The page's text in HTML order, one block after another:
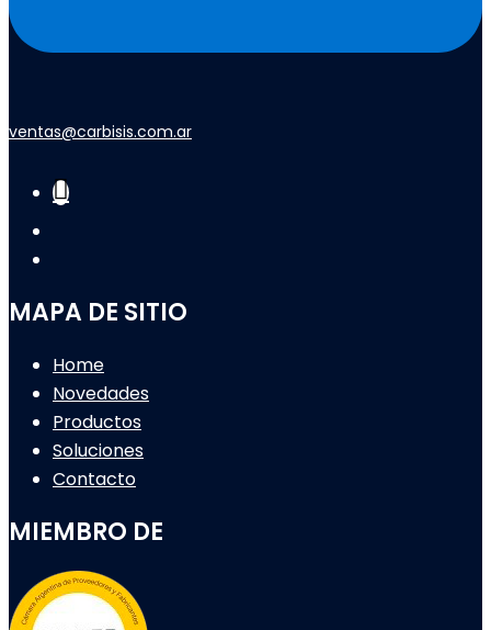
ventas@carbisis.com.ar
MAPA DE SITIO
Home
Novedades
Productos
Soluciones
Contacto
MIEMBRO DE